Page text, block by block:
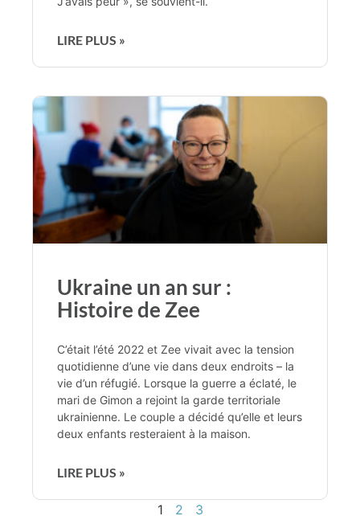
LIRE PLUS »
Ukraine un an sur :
Histoire de Zee
C’était l’été 2022 et Zee vivait avec la tension
quotidienne d’une vie dans deux endroits – la
vie d’un réfugié. Lorsque la guerre a éclaté, le
mari de Gimon a rejoint la garde territoriale
ukrainienne. Le couple a décidé qu’elle et leurs
deux enfants resteraient à la maison.
LIRE PLUS »
1 2 3